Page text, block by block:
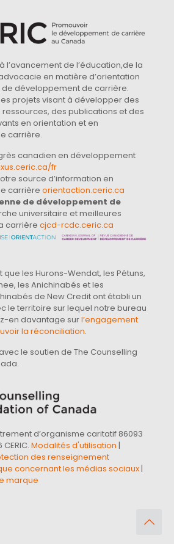
l’avancement de l’éducation,de la
en matière d’orientation
développement de carrière.
projets visant à développer des
des publications et des
en orientation et en
carrière.
canadien en développement
fr
source d’information en
carrière orientaction.ceric.ca
de développement de
universitaire et meilleures
carrière cjcd-rcdc.ceric.ca
que les Hurons-Wendat, les Pétuns,
les Anichinabés et les
de New Credit ont établi un
le territoire sur lequel notre bureau
en davantage surl’engagement
la réconciliation.
le soutien de The Counselling
d’organisme caritatif 86093
CERIC. Modalités d'utilisation |
des renseignement
concernant les médias sociaux|
marque